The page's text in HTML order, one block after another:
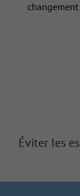
Éviter les